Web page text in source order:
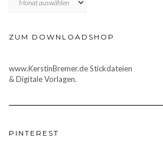
ZUM DOWNLOADSHOP
www.KerstinBremer.de Stickdateien
& Digitale Vorlagen.
PINTEREST